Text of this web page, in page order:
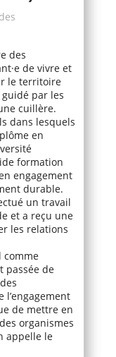
des
de vivre et
le territoire
par les
cuillère.
dans lesquels
en
formation
engagement
durable.
un travail
et a reçu une
les relations
comme
passée de
l’engagement
de mettre en
organismes
appelle le